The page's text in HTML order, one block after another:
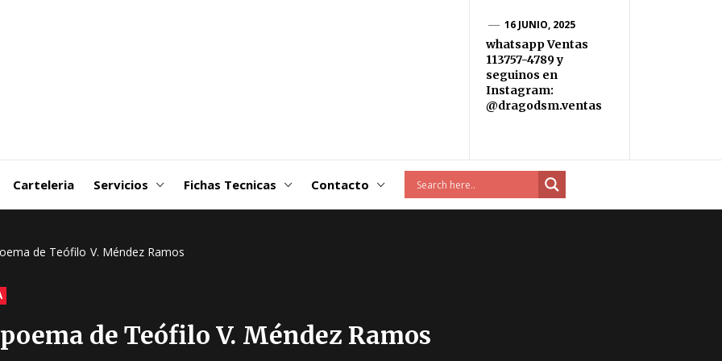
16 JUNIO, 2025
whatsapp Ventas
113757-4789 y
seguinos en
Instagram:
@dragodsm.ventas
Carteleria Servicios Fichas Tecnicas Contacto
de Teófilo V. Méndez Ramos
de Teófilo V. Méndez Ramos